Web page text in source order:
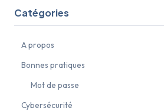
Catégories
A propos
Bonnes pratiques
Mot de passe
Cybersécurité